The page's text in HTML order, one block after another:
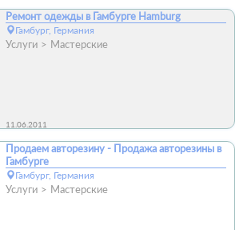
Ремонт одежды в Гамбурге Hamburg
Гамбург, Германия
Услуги Мастерские
11.06.2011
Продаем авторезину - Продажа авторезины в
Гамбурге
Гамбург, Германия
Услуги Мастерские